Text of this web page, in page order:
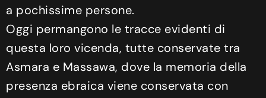
a pochissime persone.
Oggi permangono le tracce evidenti di
questa loro vicenda, tutte conservate tra
Asmara e Massawa, dove la memoria della
presenza ebraica viene conservata con